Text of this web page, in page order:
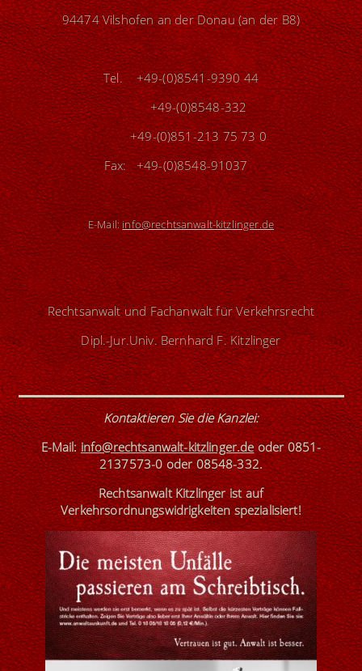
94474 Vilshofen an der Donau (an der B8)
Tel. +49-(0)8541-9390 44
+49-(0)8548-332
+49-(0)851-213 75 73 0
Fax: +49-(0)8548-91037
E-Mail:info@rechtsanwalt-kitzlinger.de
Rechtsanwalt und Fachanwalt für Verkehrsrecht
Dipl.-Jur.Univ. Bernhard F. Kitzlinger
Kontaktieren Sie die Kanzlei:
E-Mail:info@rechtsanwalt-kitzlinger.de oder0851-
2137573-0oder08548-332.
Rechtsanwalt Kitzlinger istauf
Verkehrsordnungswidrigkeiten spezialisiert!